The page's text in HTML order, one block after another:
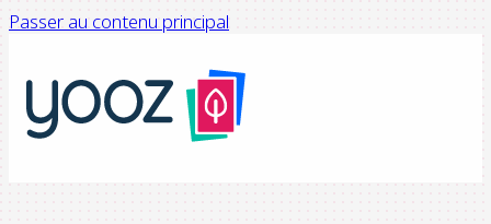
Passer au contenu principal